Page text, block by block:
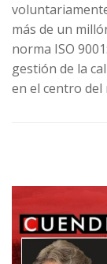
más de un
norma ISO
gestión de la
en el centro del